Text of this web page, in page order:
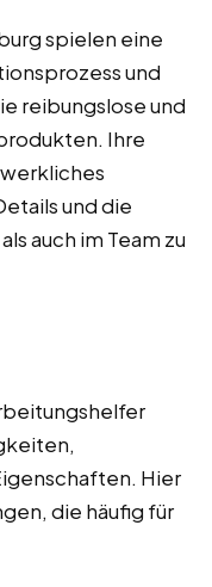
spielen eine
und
reibungslose und
Ihre
und die
auch im Team zu
Hier
die häufig für